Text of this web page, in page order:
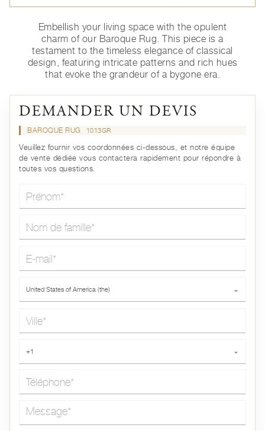
Embellish your living space with the opulent
charm of our Baroque Rug. This piece is a
testament to the timeless elegance of classical
design, featuring intricate patterns and rich hues
that evoke the grandeur of a bygone era.
DEMANDER UN DEVIS
BAROQUE RUG 1013GR
Veuillez fournir vos coordonnées ci-dessous, et notre équipe
de vente dédiée vous contactera rapidement pour répondre à
toutes vos questions.
United States of America (the) ⌄
+1 ⌄
Message*